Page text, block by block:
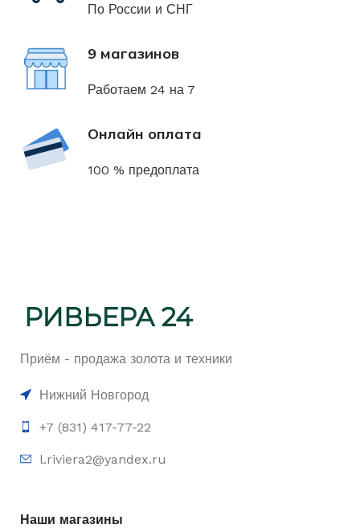
По России и СНГ
9 магазинов
Работаем 24 на 7
Онлайн оплата
100 % предоплата
Приём - продажа золота и техники
Нижний Новгород
+7 (831) 417-77-22
l.riviera2@yandex.ru
Наши магазины